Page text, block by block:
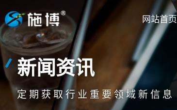
网站首页
新闻资讯
定期获取行业重要领域新信息
新闻资讯
定期获取行业重要领域新信息
新闻资讯
定期获取行业重要领域新信息